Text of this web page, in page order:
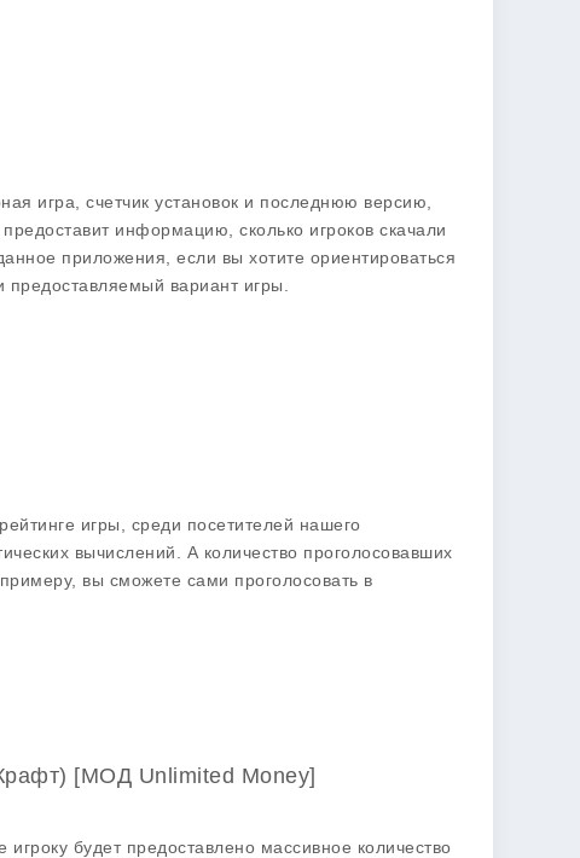
игра, счетчик установок и последнюю версию,
информацию, сколько игроков скачали
приложения, если вы хотите ориентироваться
предоставляемый вариант игры.
игры, среди посетителей нашего
вычислений. А количество проголосовавших
вы сможете сами проголосовать в
[МОД Unlimited Money]
будет предоставлено массивное количество